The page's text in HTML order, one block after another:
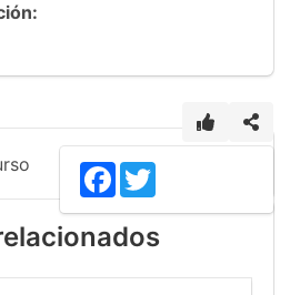
Facebook